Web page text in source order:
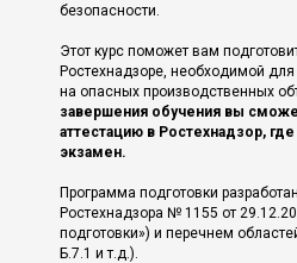
безопасности.
Этот курс поможет вам
Ростехнадзоре, необходимой
на опасных производственных
завершения обучения вы
аттестацию в Ростехнадзор,
экзамен.
Программа подготовки
Ростехнадзора № 1155 от
подготовки») и перечнем
Б.7.1 и т.д.).